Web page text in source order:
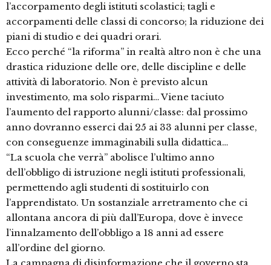
l’accorpamento degli istituti scolastici; tagli e
accorpamenti delle classi di concorso; la riduzione dei
piani di studio e dei quadri orari.
Ecco perché “la riforma” in realtà altro non è che una
drastica riduzione delle ore, delle discipline e delle
attività di laboratorio. Non è previsto alcun
investimento, ma solo risparmi… Viene taciuto
l’aumento del rapporto alunni/classe: dal prossimo
anno dovranno esserci dai 25 ai 33 alunni per classe,
con conseguenze immaginabili sulla didattica…
“La scuola che verrà” abolisce l’ultimo anno
dell’obbligo di istruzione negli istituti professionali,
permettendo agli studenti di sostituirlo con
l’apprendistato. Un sostanziale arretramento che ci
allontana ancora di più dall’Europa, dove è invece
l’innalzamento dell’obbligo a 18 anni ad essere
all’ordine del giorno.